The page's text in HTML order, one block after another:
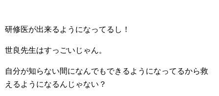
研修医が出来るようになってるし！
世良先生はすっごいじゃん。
自分が知らない間になんでもできるようになってるから救
えるようになるんじゃない？